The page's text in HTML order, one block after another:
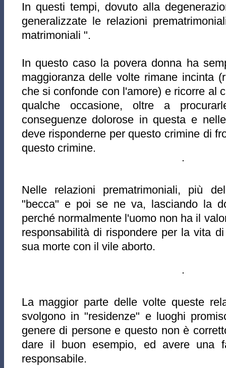
In questi tempi, dovuto alla
generalizzate le relazioni
matrimoniali ".
In questo caso la povera donna ha
maggioranza delle volte rimane incinta
che si confonde con l'amore) e ricorre al
qualche occasione, oltre a
conseguenze dolorose in questa e
deve risponderne per questo crimine di
questo crimine.
Nelle relazioni prematrimoniali, più
"becca" e poi se ne va, lasciando la
perché normalmente l'uomo non ha il
responsabilità di rispondere per la vita
sua morte con il vile aborto.
La maggior parte delle volte queste
svolgono in "residenze" e luoghi
genere di persone e questo non è
dare il buon esempio, ed avere una
responsabile.